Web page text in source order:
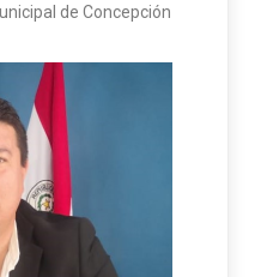
de Concepción